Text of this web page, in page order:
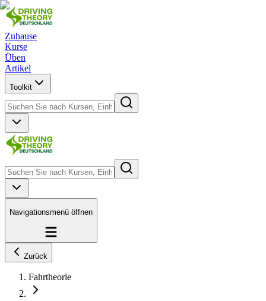
Zuhause
Kurse
Üben
Artikel
Toolkit
Navigationsmenü öffnen
Zurück
Fahrtheorie